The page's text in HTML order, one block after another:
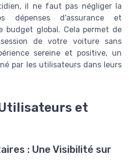
il ne faut pas négliger la
dépenses d'assurance et
budget global. Cela permet de
de votre voiture sans
sereine et positive, un
par les utilisateurs dans leurs
et
: Une Visibilité sur